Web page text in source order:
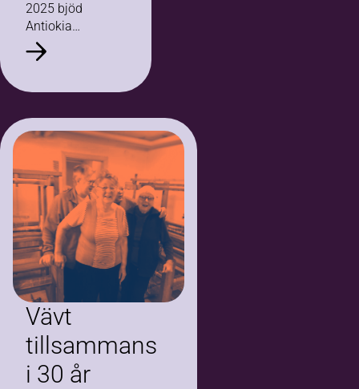
2025 bjöd
Antiokia
orkester in till
en lite
konsert, där
orkestern
spelade och
publiken sjöng.
I samarbete
med Suryoyo
ortodoxa
scoutförbundet
(SOSF), Zalin
scoutkår…
Vävt
tillsammans
i 30 år